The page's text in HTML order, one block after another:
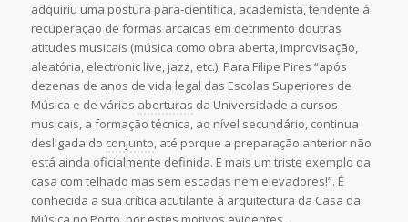
adquiriu uma postura para-científica, academista, tendente à
recuperação de formas arcaicas em detrimento doutras
atitudes musicais (música como obra aberta, improvisação,
aleatória, electronic live, jazz, etc.). Para Filipe Pires “após
dezenas de anos de vida legal das Escolas Superiores de
Música e de várias aberturas da Universidade a cursos
musicais, a formação técnica, ao nível secundário, continua
desligada do conjunto, até porque a preparação anterior não
está ainda oficialmente definida. É mais um triste exemplo da
casa com telhado mas sem escadas nem elevadores!”. É
conhecida a sua crítica acutilante à arquitectura da Casa da